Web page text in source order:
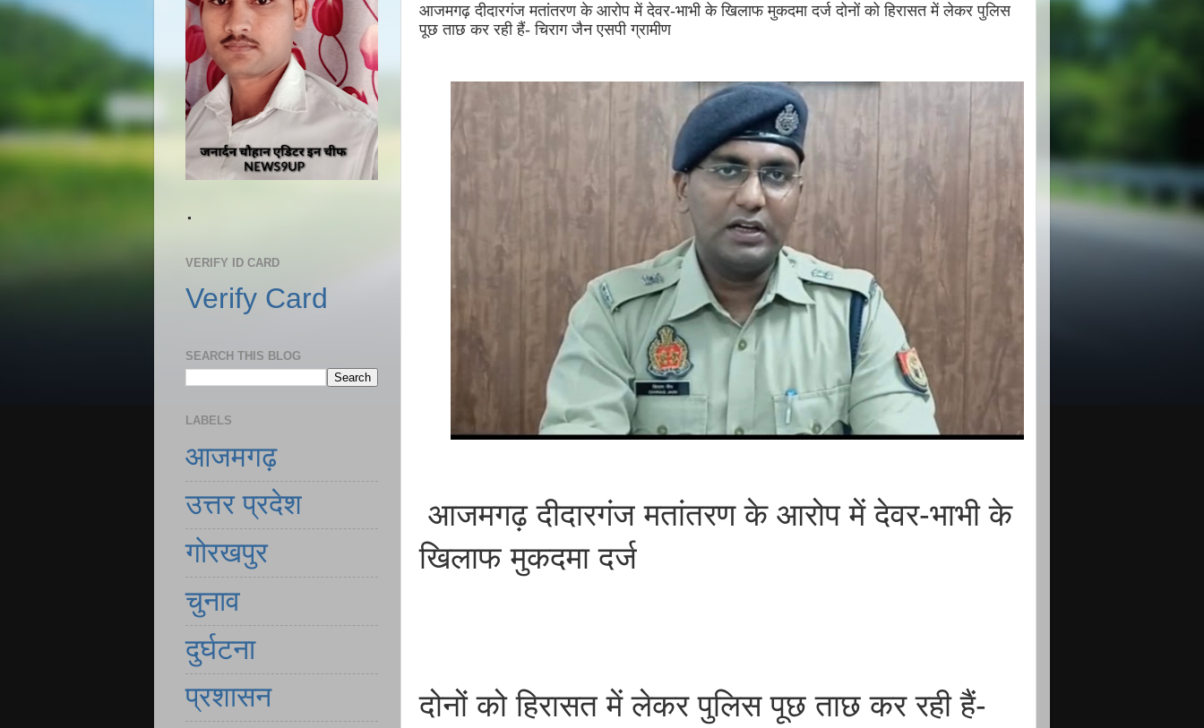
आजमगढ़ दीदारगंज मतांतरण के आरोप में देवर-भाभी के खिलाफ मुकदमा दर्ज दोनों को हिरासत में लेकर पुलिस
पूछ ताछ कर रही हैं- चिराग जैन एसपी ग्रामीण
आजमगढ़ दीदारगंज मतांतरण के आरोप में देवर-भाभी के
खिलाफ मुकदमा दर्ज
दोनों को हिरासत में लेकर पुलिस पूछ ताछ कर रही हैं-
.
VERIFY ID CARD
Verify Card
SEARCH THIS BLOG
LABELS
आजमगढ़
उत्तर प्रदेश
गोरखपुर
चुनाव
दुर्घटना
प्रशासन